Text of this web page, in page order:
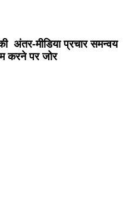
अंतर-मीडिया प्रचार समन्वय
करने पर जोर